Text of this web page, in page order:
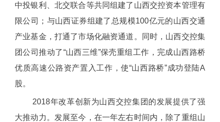
中投银利、北交联合等共同组建了山西交控资本管理有
限公司；与山西证券组建了总规模100亿元的山西交通
产业基金，打通了市场化融资通道。同时，山西交控集
团公司推动了“山西三维”保壳重组工作，完成山西路桥
优质高速公路资产置入工作，使“山西路桥”成功登陆A
股。
2018年改革创新为山西交控集团的发展提供了强
大推动力。发展至今，在一年左右时间内，除了重组山